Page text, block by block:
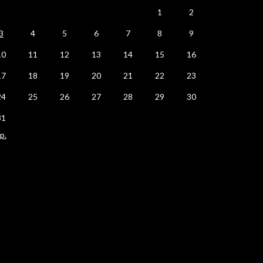
1 2
4 5 6 7 8 9
11 12 13 14 15 16
18 19 20 21 22 23
25 26 27 28 29 30